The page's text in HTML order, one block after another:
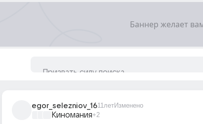
egor_selezniov_1611летИзменено
Киномания+2